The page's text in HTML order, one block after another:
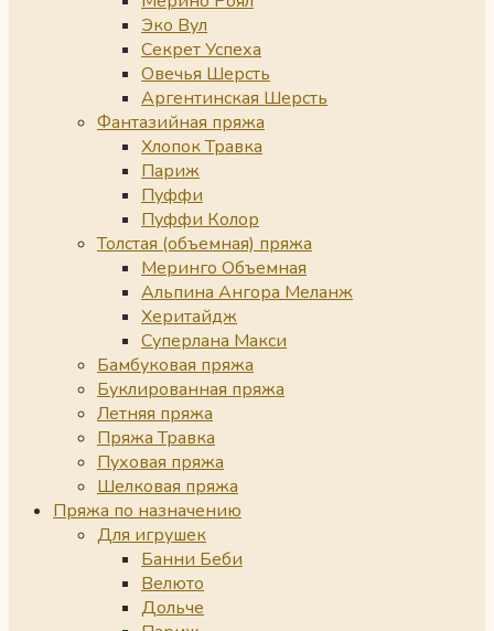
Эко Вул
Секрет Успеха
Овечья Шерсть
Аргентинская Шерсть
Фантазийная пряжа
Хлопок Травка
Париж
Пуффи
Пуффи Колор
Толстая (объемная) пряжа
Меринго Объемная
Альпина Ангора Меланж
Херитайдж
Суперлана Макси
Бамбуковая пряжа
Буклированная пряжа
Летняя пряжа
Пряжа Травка
Пуховая пряжа
Шелковая пряжа
Пряжа по назначению
Для игрушек
Банни Беби
Велюто
Дольче